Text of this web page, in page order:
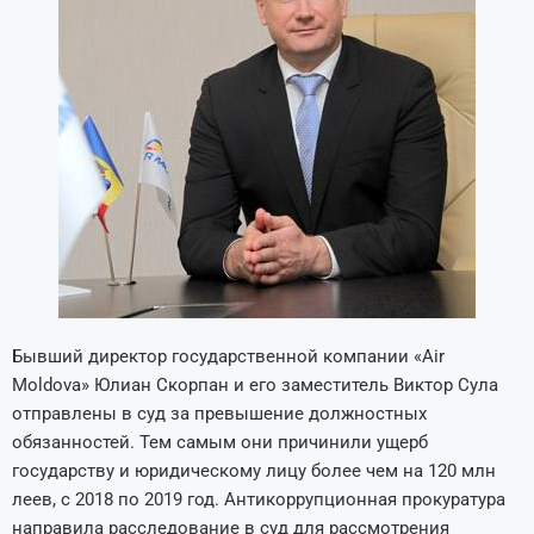
Бывший директор государственной компании «Air
Moldova» Юлиан Скорпан и его заместитель Виктор Сула
отправлены в суд за превышение должностных
обязанностей. Тем самым они причинили ущерб
государству и юридическому лицу более чем на 120 млн
леев, с 2018 по 2019 год. Антикоррупционная прокуратура
направила расследование в суд для рассмотрения